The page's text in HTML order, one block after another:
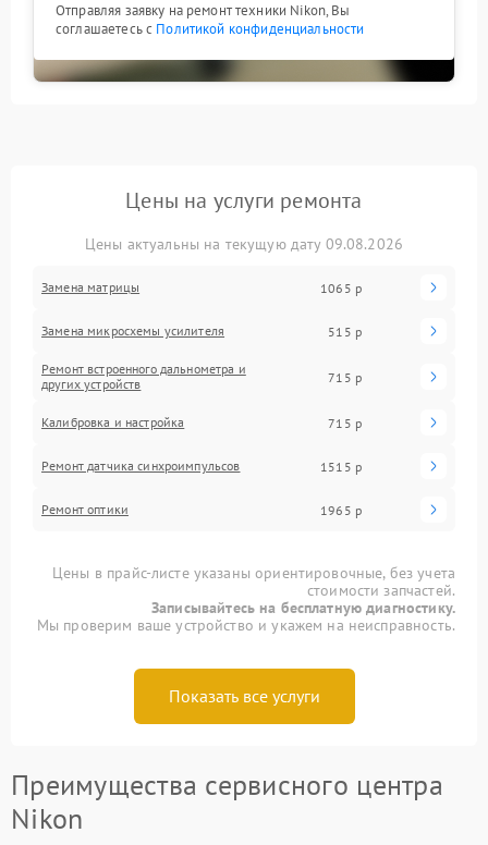
Отправляя заявку на ремонт техники Nikon, Вы
соглашаетесь с Политикой конфиденциальности
Цены на услуги ремонта
Цены актуальны на текущую дату 09.08.2026
Замена матрицы 1065 р
Замена микросхемы усилителя 515 р
Ремонт встроенного дальнометра и
других устройств
715 р
Калибровка и настройка 715 р
Ремонт датчика синхроимпульсов 1515 р
Ремонт оптики 1965 р
Цены в прайс-листе указаны ориентировочные, без учета
стоимости запчастей.
Записывайтесь на бесплатную диагностику.
Мы проверим ваше устройство и укажем на неисправность.
Показать все услуги
Преимущества сервисного центра
Nikon